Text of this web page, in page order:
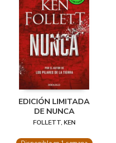
EDICIÓN LIMITADA
DE NUNCA
FOLLETT, KEN